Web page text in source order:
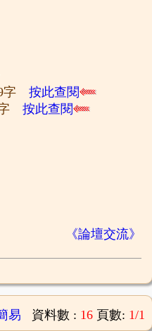
字按此查閱
字按此查閱
《論壇交流》
易 資料數 : 16 頁數: 1/1